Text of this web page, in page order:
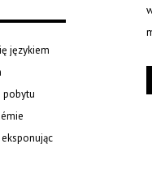
językiem
pobytu